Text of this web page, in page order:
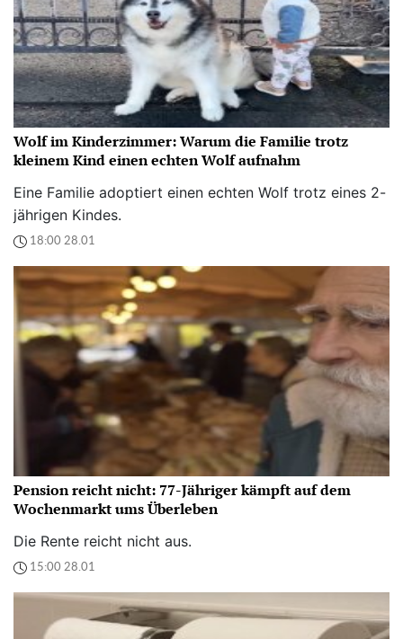
Wolf im Kinderzimmer: Warum die Familie trotz
kleinem Kind einen echten Wolf aufnahm
Eine Familie adoptiert einen echten Wolf trotz eines 2-
jährigen Kindes.
18:00 28.01
Pension reicht nicht: 77-Jähriger kämpft auf dem
Wochenmarkt ums Überleben
Die Rente reicht nicht aus.
15:00 28.01